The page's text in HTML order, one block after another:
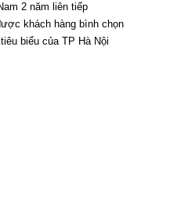
2 năm liên tiếp
khách hàng bình chọn
biểu của TP Hà Nội